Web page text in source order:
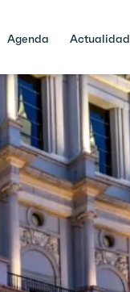
Agenda Actualidad